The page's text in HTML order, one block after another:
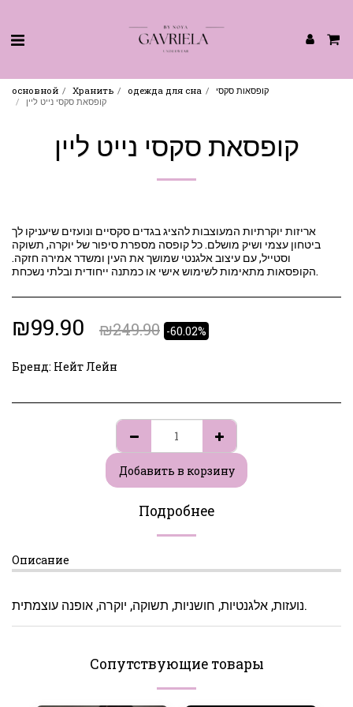
основной Хранить одежда для сна
קופסאות סקסי
קופסאת סקסי נייט ליין
קופסאת סקסי נייט ליין
אריזות יוקרתיות המעוצבות להציג בגדים סקסיים ונועזים שיעניקו לך
ביטחון עצמי ושיק מושלם. כל קופסה מספרת סיפור של יוקרה, תשוקה
וסטייל, עם עיצוב אלגנטי שמושך את העין ומשדר אמירה חזקה.
הקופסאות מתאימות לשימוש אישי או כמתנה ייחודית ובלתי נשכחת.
₪99.90 ₪249.90 -60.02%
Бренд: Нейт Лейн
Добавить в корзину
Подробнее
Описание
נועזות, אלגנטיות, חושניות, תשוקה, יוקרה, אופנה עוצמתית.
Сопутствующие товары